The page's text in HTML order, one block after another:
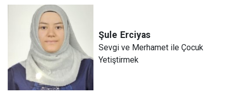
Şule Erciyas
Sevgi ve Merhamet ile Çocuk
Yetiştirmek